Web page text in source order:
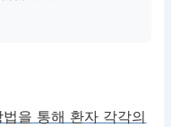
을 통해 환자 각각의